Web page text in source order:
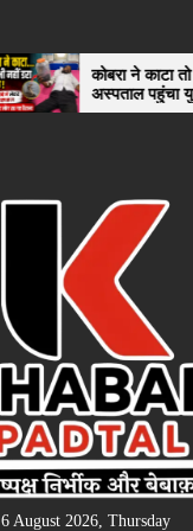
कोबरा ने काटा तो उसी को
अस्पताल पहुंचा युवक,
भी रह गए हैरान
6 August 2026, Thursday